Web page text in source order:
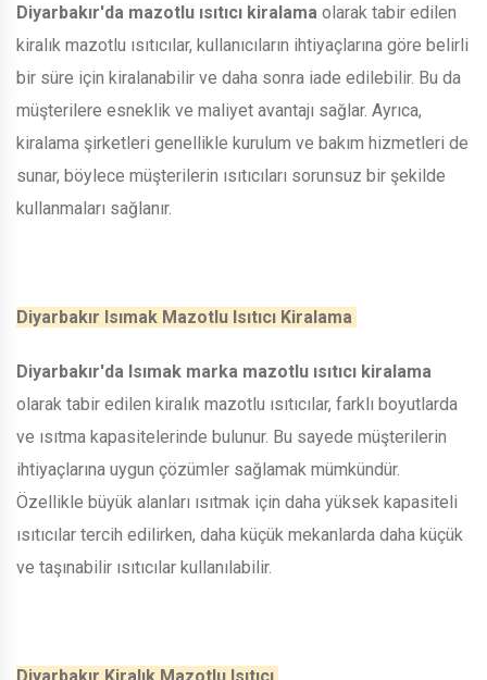
Diyarbakır'da mazotlu ısıtıcı kiralama olarak tabir edilen
kiralık mazotlu ısıtıcılar, kullanıcıların ihtiyaçlarına göre belirli
bir süre için kiralanabilir ve daha sonra iade edilebilir. Bu da
müşterilere esneklik ve maliyet avantajı sağlar. Ayrıca,
kiralama şirketleri genellikle kurulum ve bakım hizmetleri de
sunar, böylece müşterilerin ısıtıcıları sorunsuz bir şekilde
kullanmaları sağlanır.
Diyarbakır Isımak Mazotlu Isıtıcı Kiralama
Diyarbakır'da Isımak marka mazotlu ısıtıcı kiralama
olarak tabir edilen kiralık mazotlu ısıtıcılar, farklı boyutlarda
ve ısıtma kapasitelerinde bulunur. Bu sayede müşterilerin
ihtiyaçlarına uygun çözümler sağlamak mümkündür.
Özellikle büyük alanları ısıtmak için daha yüksek kapasiteli
ısıtıcılar tercih edilirken, daha küçük mekanlarda daha küçük
ve taşınabilir ısıtıcılar kullanılabilir.
Diyarbakır Kiralık Mazotlu Isıtıcı